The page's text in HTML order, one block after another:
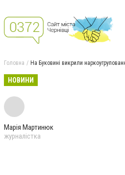
Головна На Буковині викрили
НОВИНИ
Марія Мартинюк
журналістка